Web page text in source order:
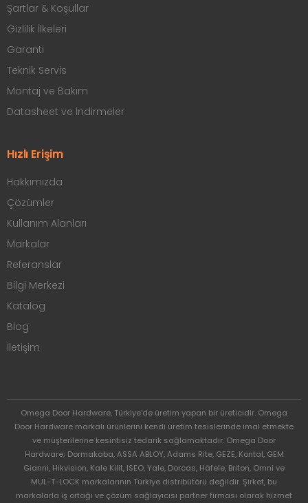
Şartlar & Koşullar
Gizlilik İlkeleri
Garanti
Teknik Servis
Montaj ve Bakım
Datasheet ve İndirmeler
Hızlı Erişim
Hakkımızda
Çözümler
Kullanım Alanları
Markalar
Referanslar
Bilgi Merkezi
Katalog
Blog
İletişim
Omega Door Hardware, Türkiye'de üretim yapan bir üreticidir. Omega
Door Hardware markalı ürünlerini kendi üretim tesislerinde imal etmekte
ve müşterilerine kesintisiz tedarik sağlamaktadır. Omega Door
Hardware; Dormakaba, ASSA ABLOY, Adams Rite, GEZE, Kontal, GEM
Gianni, Hikvision, Kale Kilit, ISEO, Yale, Dorcas, Häfele, Briton, Omni ve
MUL-T-LOCK markalarının Türkiye distribütörü değildir. Şirket, bu
markalarla iş ortağı ve çözüm sağlayıcısı partner firması olarak hizmet